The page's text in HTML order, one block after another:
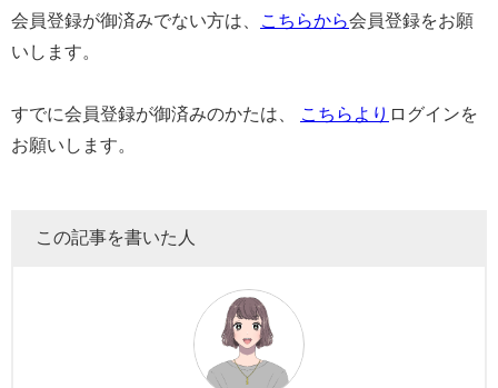
会員登録が御済みでない方は、
こちらから会員登録をお願
いします。
すでに会員登録が御済みのかたは、 こちらより ログインを
お願いします。
この記事を書いた人